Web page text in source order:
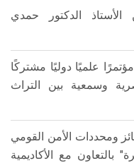
الدكتور حمدي
مؤتمرًا علميًا دوليًا مشتركًا
وسمعية بين التراث
ومحددات الأمن القومي
مع الأكاديمية